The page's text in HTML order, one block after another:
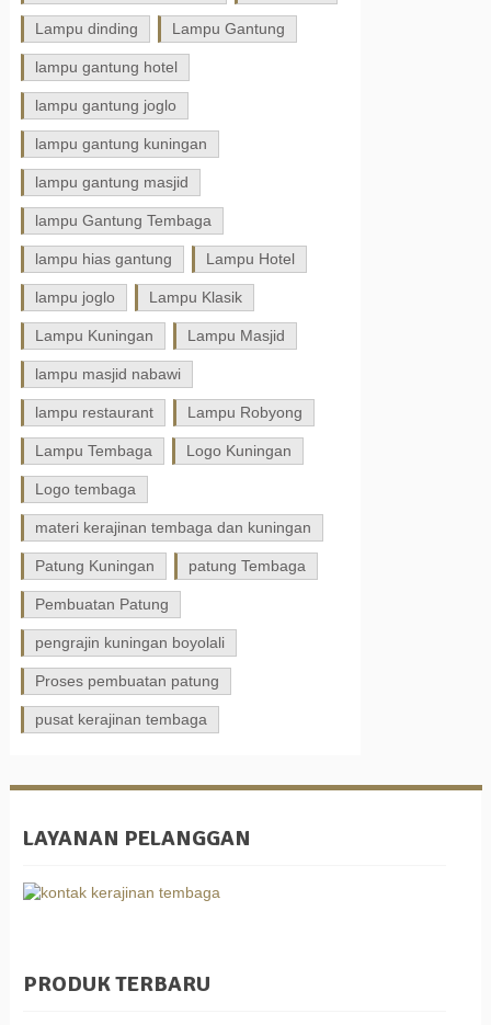
Lampu dinding Lampu Gantung
lampu gantung hotel
lampu gantung joglo
lampu gantung kuningan
lampu gantung masjid
lampu Gantung Tembaga
lampu hias gantung Lampu Hotel
lampu joglo Lampu Klasik
Lampu Kuningan Lampu Masjid
lampu masjid nabawi
lampu restaurant Lampu Robyong
Lampu Tembaga Logo Kuningan
Logo tembaga
materi kerajinan tembaga dan kuningan
Patung Kuningan patung Tembaga
Pembuatan Patung
pengrajin kuningan boyolali
Proses pembuatan patung
pusat kerajinan tembaga
LAYANAN PELANGGAN
PRODUK TERBARU